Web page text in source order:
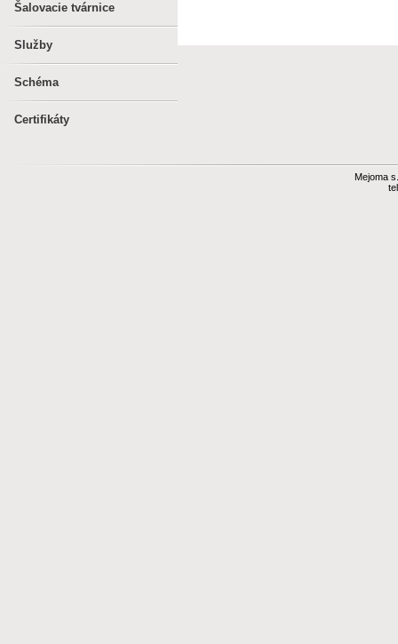
Šalovacie tvárnice
Služby
Schéma
Certifikáty
Mejoma